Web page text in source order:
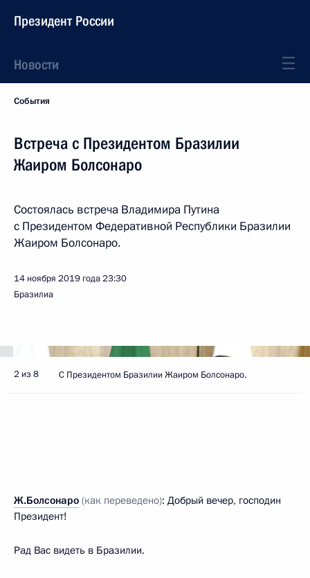
Президент России
Новости
События
Встреча с Президентом Бразилии
Жаиром Болсонаро
Состоялась встреча Владимира Путина
с Президентом Федеративной Республики Бразилии
Жаиром Болсонаро.
14 ноября 2019 года23:30
Бразилиа
2 из 8 С Президентом Бразилии Жаиром Болсонаро.
Ж.Болсонаро (как переведено): Добрый вечер, господин
Президент!
Рад Вас видеть в Бразилии.